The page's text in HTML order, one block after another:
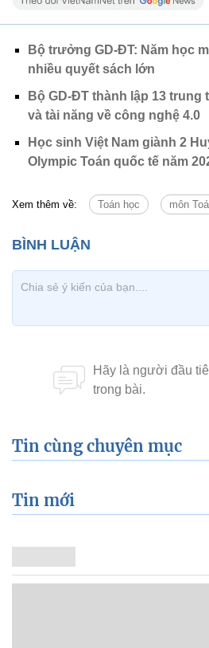
Bộ trưởng GD-ĐT: Năm học
nhiều quyết sách lớn
Bộ GD-ĐT thành lập 13 trung
và tài năng về công nghệ 4.0
Học sinh Việt Nam giành 2
Olympic Toán quốc tế năm
Xem thêm về: Toán học môn
Tin cùng chuyên mục
Tin mới